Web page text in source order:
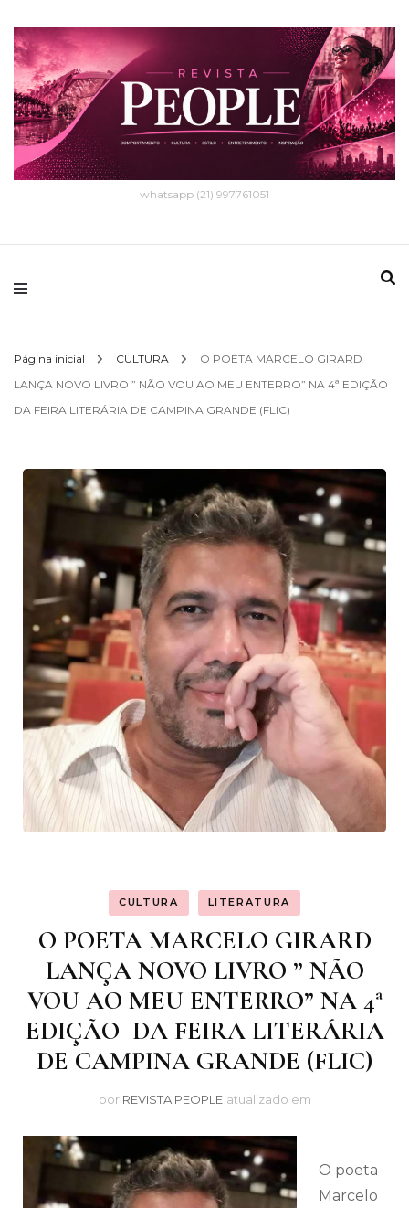
whatsapp (21) 997761051
Página inicial CULTURA
O POETA MARCELO GIRARD
LANÇA NOVO LIVRO ” NÃO VOU AO MEU ENTERRO” NA 4ª EDIÇÃO
DA FEIRA LITERÁRIA DE CAMPINA GRANDE (FLIC)
CULTURA LITERATURA
O POETA MARCELO GIRARD
LANÇA NOVO LIVRO ” NÃO
VOU AO MEU ENTERRO” NA 4ª
EDIÇÃO DA FEIRA LITERÁRIA
DE CAMPINA GRANDE (FLIC)
por REVISTA PEOPLE atualizado em
O poeta
Marcelo